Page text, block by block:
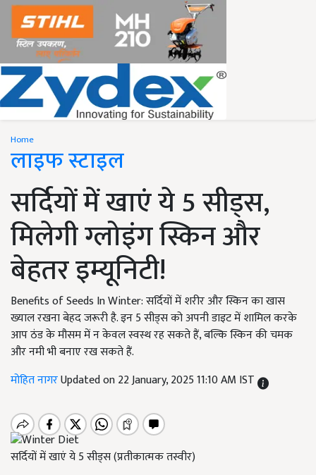
Home
लाइफ स्टाइल
सर्दियों में खाएं ये 5 सीड्स,
मिलेगी ग्लोइंग स्किन और
बेहतर इम्यूनिटी!
Benefits of Seeds In Winter: सर्दियों में शरीर और स्किन का खास
ख्याल रखना बेहद जरूरी है. इन 5 सीड्स को अपनी डाइट में शामिल करके
आप ठंड के मौसम में न केवल स्वस्थ रह सकते हैं, बल्कि स्किन की चमक
और नमी भी बनाए रख सकते हैं.
मोहित नागरUpdated on 22 January, 2025 11:10 AM IST
सर्दियों में खाएं ये 5 सीड्स (प्रतीकात्मक तस्वीर)